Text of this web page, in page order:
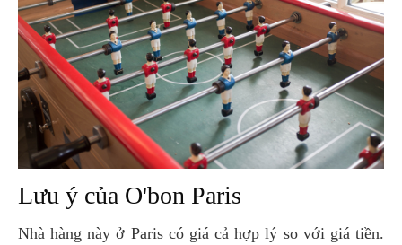
Lưu ý của O'bon Paris
Nhà hàng này ở Paris có giá cả hợp lý so với giá tiền.